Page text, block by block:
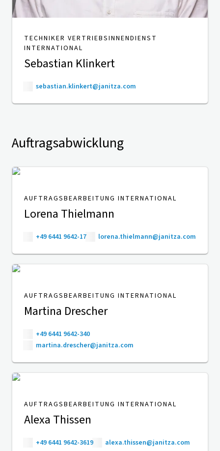
TECHNIKER VERTRIEBSINNENDIENST
INTERNATIONAL
Sebastian Klinkert
sebastian.klinkert@janitza.com
Auftragsabwicklung
AUFTRAGSBEARBEITUNG INTERNATIONAL
Lorena Thielmann
+49 6441 9642-17 lorena.thielmann@janitza.com
AUFTRAGSBEARBEITUNG INTERNATIONAL
Martina Drescher
+49 6441 9642-340
martina.drescher@janitza.com
AUFTRAGSBEARBEITUNG INTERNATIONAL
Alexa Thissen
+49 6441 9642-3619 alexa.thissen@janitza.com